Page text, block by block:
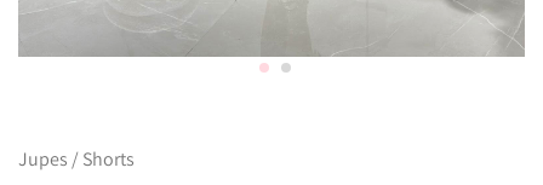
Jupes / Shorts